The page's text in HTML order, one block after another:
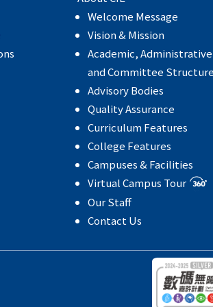
Welcome Message
Vision & Mission
Academic,
and Committee
Advisory Bodies
Quality Assurance
Curriculum Features
College Features
Campuses & Facilities
Virtual Campus Tour
Our Staff
Contact Us